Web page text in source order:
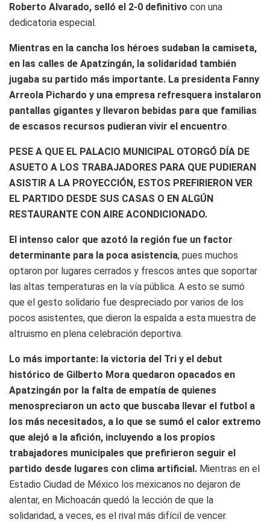
Roberto Alvarado, selló el 2-0 definitivo con una
dedicatoria especial.
Mientras en la cancha los héroes sudaban la camiseta,
en las calles de Apatzingán, la solidaridad también
jugaba su partido más importante. La presidenta Fanny
Arreola Pichardo y una empresa refresquera instalaron
pantallas gigantes y llevaron bebidas para que familias
de escasos recursos pudieran vivir el encuentro.
PESE A QUE EL PALACIO MUNICIPAL OTORGÓ DÍA DE
ASUETO A LOS TRABAJADORES PARA QUE PUDIERAN
ASISTIR A LA PROYECCIÓN, ESTOS PREFIRIERON VER
EL PARTIDO DESDE SUS CASAS O EN ALGÚN
RESTAURANTE CON AIRE ACONDICIONADO.
El intenso calor que azotó la región fue un factor
determinante para la poca asistencia, pues muchos
optaron por lugares cerrados y frescos antes que soportar
las altas temperaturas en la vía pública. A esto se sumó
que el gesto solidario fue despreciado por varios de los
pocos asistentes, que dieron la espalda a esta muestra de
altruismo en plena celebración deportiva.
Lo más importante: la victoria del Tri y el debut
histórico de Gilberto Mora quedaron opacados en
Apatzingán por la falta de empatía de quienes
menospreciaron un acto que buscaba llevar el futbol a
los más necesitados, a lo que se sumó el calor extremo
que alejó a la afición, incluyendo a los propios
trabajadores municipales que prefirieron seguir el
partido desde lugares con clima artificial. Mientras en el
Estadio Ciudad de México los mexicanos no dejaron de
alentar, en Michoacán quedó la lección de que la
solidaridad, a veces, es el rival más difícil de vencer.